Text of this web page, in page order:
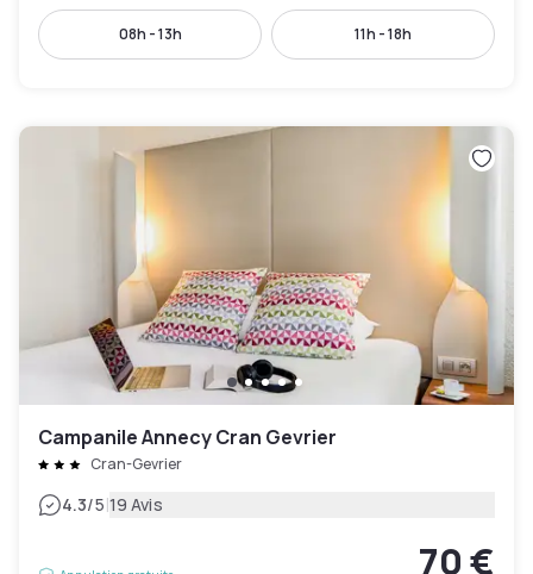
08h - 13h 11h - 18h
Campanile Annecy Cran Gevrier
Cran-Gevrier
4.3/5|19 Avis
70 €